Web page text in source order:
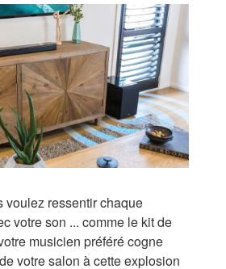
voulez ressentir chaque
votre son ... comme le kit de
musicien préféré cogne
votre salon à cette explosion